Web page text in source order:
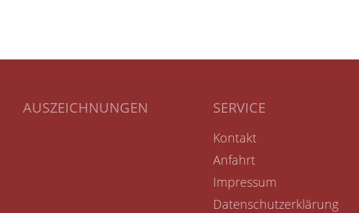
AUSZEICHNUNGEN SERVICE
Kontakt
Anfahrt
Impressum
Datenschutzerklärung